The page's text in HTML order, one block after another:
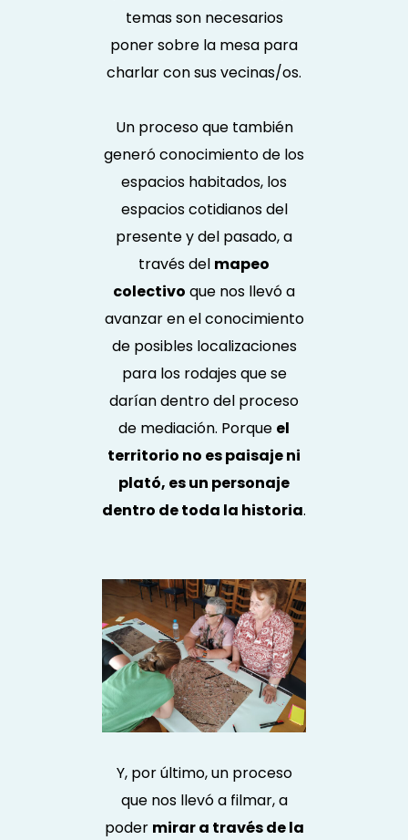
temas son necesarios
poner sobre la mesa para
charlar con sus vecinas/os.
Un proceso que también
generó conocimiento de los
espacios habitados, los
espacios cotidianos del
presente y del pasado, a
través del mapeo
colectivo que nos llevó a
avanzar en el conocimiento
de posibles localizaciones
para los rodajes que se
darían dentro del proceso
de mediación. Porque el
territorio no es paisaje ni
plató, es un personaje
dentro de toda la historia.
Y, por último, un proceso
que nos llevó a filmar, a
poder mirar a través de la